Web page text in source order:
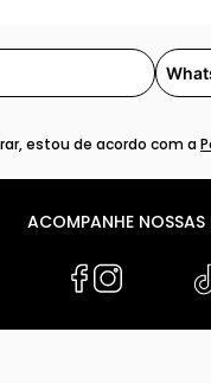
estou de acordo com a
ACOMPANHE NOSSAS